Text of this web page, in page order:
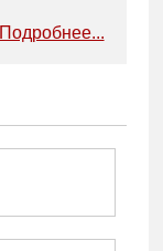
Подробнее...